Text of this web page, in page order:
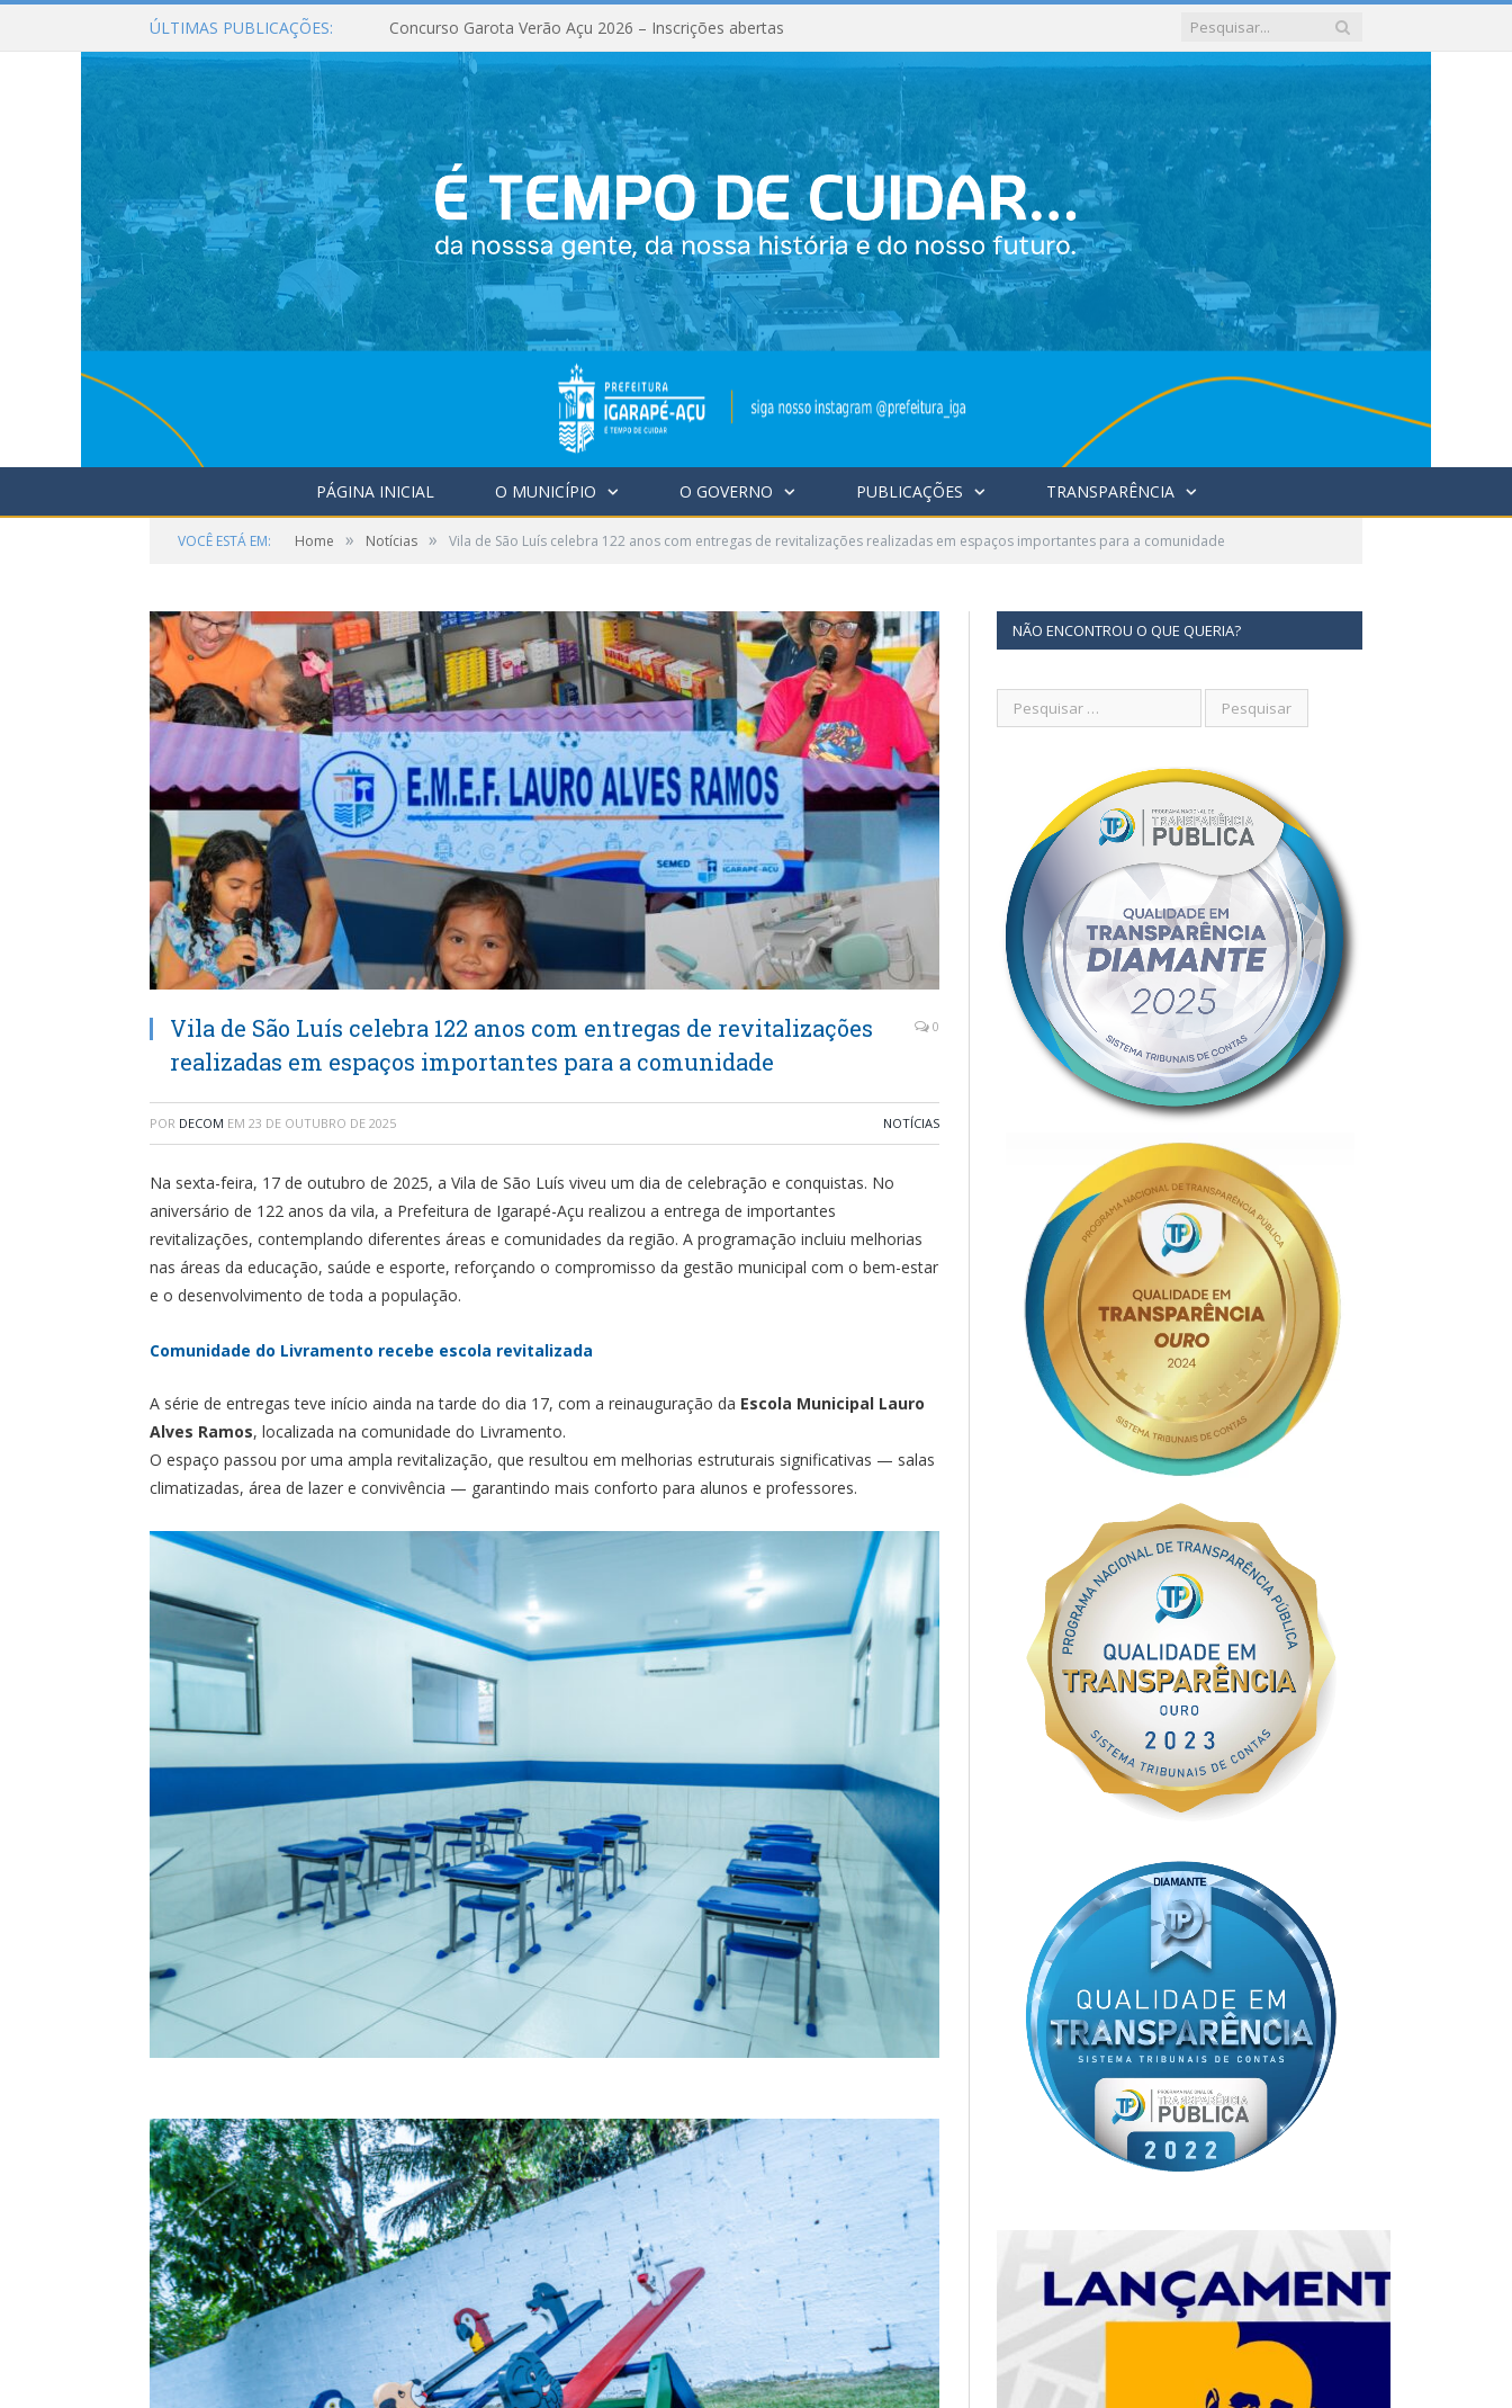
ÚLTIMAS PUBLICAÇÕES: Concurso Garota Verão Açu 2026 – Inscrições abertas
PÁGINA INICIAL O MUNICÍPIO O GOVERNO PUBLICAÇÕES TRANSPARÊNCIA
VOCÊ ESTÁ EM: Home » Notícias » Vila de São Luís celebra 122 anos com entregas de revitalizações realizadas em espaços importantes para a comunidade
Vila de São Luís celebra 122 anos com entregas de revitalizações
realizadas em espaços importantes para a comunidade
0
POR DECOM EM 23 DE OUTUBRO DE 2025 NOTÍCIAS
Na sexta-feira, 17 de outubro de 2025, a Vila de São Luís viveu um dia de celebração e conquistas. No
aniversário de 122 anos da vila, a Prefeitura de Igarapé-Açu realizou a entrega de importantes
revitalizações, contemplando diferentes áreas e comunidades da região. A programação incluiu melhorias
nas áreas da educação, saúde e esporte, reforçando o compromisso da gestão municipal com o bem-estar
e o desenvolvimento de toda a população.
Comunidade do Livramento recebe escola revitalizada
A série de entregas teve início ainda na tarde do dia 17, com a reinauguração da Escola Municipal Lauro
Alves Ramos, localizada na comunidade do Livramento.
O espaço passou por uma ampla revitalização, que resultou em melhorias estruturais significativas — salas
climatizadas, área de lazer e convivência — garantindo mais conforto para alunos e professores.
NÃO ENCONTROU O QUE QUERIA?